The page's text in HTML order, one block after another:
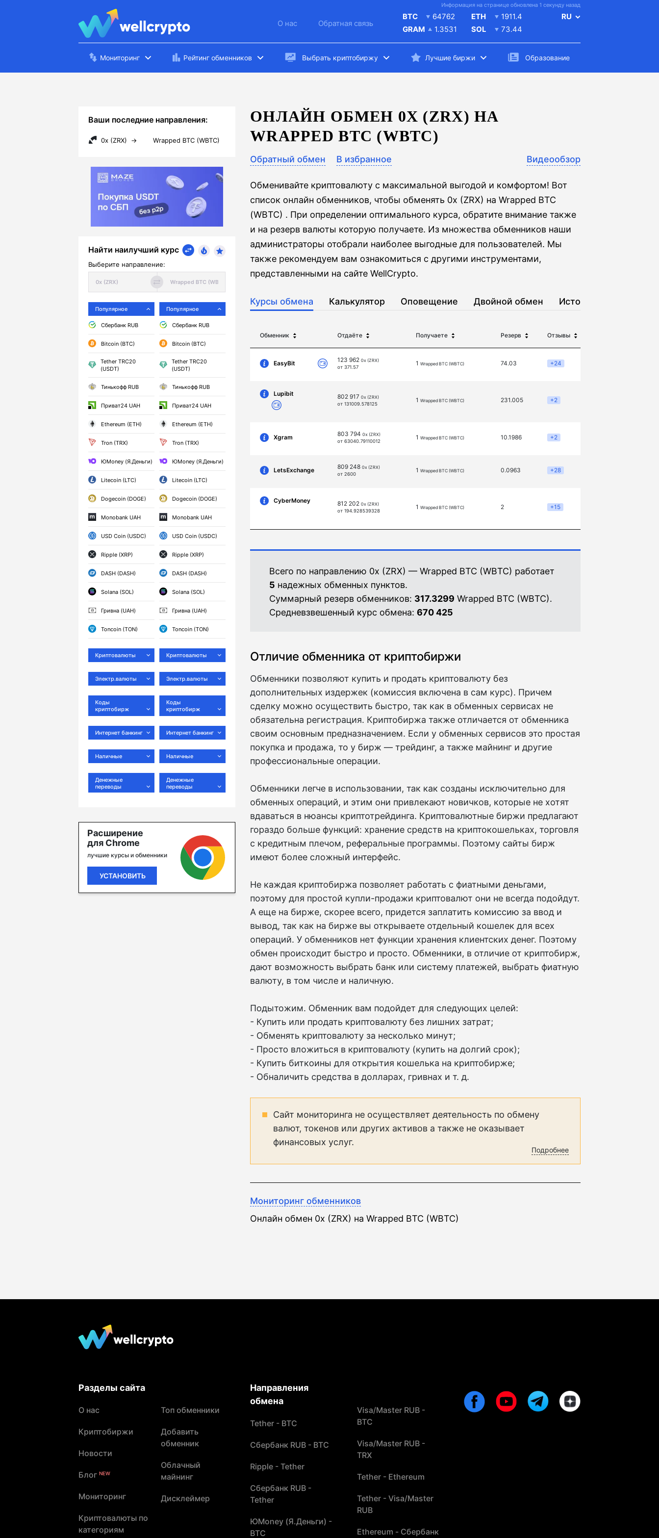
Информация на странице обновлена 1 секунду назад
О нас Обратная связь
BTC
64762
GRAM
1.3531
ETH
1911.4
SOL
73.44
RU
Мониторинг Рейтинг обменников Выбрать криптобиржу Лучшие биржи Образование
Ваши последние направления:
0x (ZRX) → Wrapped BTC (WBTC)
Найти наилучший курс
Выберите направление:
Популярное
Сбербанк RUB
Bitcoin (BTC)
Tether TRC20
(USDT)
Тинькофф RUB
Приват24 UAH
Ethereum (ETH)
Tron (TRX)
ЮMoney (Я.Деньги)
Litecoin (LTC)
Dogecoin (DOGE)
Monobank UAH
USD Coin (USDC)
Ripple (XRP)
DASH (DASH)
Solana (SOL)
Гривна (UAH)
Toncoin (TON)
Криптовалюты
Электр.валюты
Коды
криптобирж
Интернет банкинг
Наличные
Денежные
переводы
Популярное
Сбербанк RUB
Bitcoin (BTC)
Tether TRC20
(USDT)
Тинькофф RUB
Приват24 UAH
Ethereum (ETH)
Tron (TRX)
ЮMoney (Я.Деньги)
Litecoin (LTC)
Dogecoin (DOGE)
Monobank UAH
USD Coin (USDC)
Ripple (XRP)
DASH (DASH)
Solana (SOL)
Гривна (UAH)
Toncoin (TON)
Криптовалюты
Электр.валюты
Коды
криптобирж
Интернет банкинг
Наличные
Денежные
переводы
Расширение
для Chrome
лучшие курсы и обменники
УСТАНОВИТЬ
ОНЛАЙН ОБМЕН 0X (ZRX) НА
WRAPPED BTC (WBTC)
Обратный обмен В избранное Видеообзор
Обменивайте криптовалюту с максимальной выгодой и комфортом! Вот
список онлайн обменников, чтобы обменять 0x (ZRX) на Wrapped BTC
(WBTC) . При определении оптимального курса, обратите внимание также
и на резерв валюты которую получаете. Из множества обменников наши
администраторы отобрали наиболее выгодные для пользователей. Мы
также рекомендуем вам ознакомиться с другими инструментами,
представленными на сайте WellCrypto.
Курсы обмена Калькулятор Оповещение Двойной обмен История
Обменник Отдаёте Получаете Резерв Отзывы
EasyBit 123 962 0x (ZRX)
от 371.57
1 Wrapped BTC (WBTC) 74.03 +24
Lupibit 802 917 0x (ZRX)
от 131009.578125
1 Wrapped BTC (WBTC) 231.005 +2
Xgram 803 794 0x (ZRX)
от 63040.79110012
1 Wrapped BTC (WBTC) 10.1986 +2
LetsExchange 809 248 0x (ZRX)
от 2600
1 Wrapped BTC (WBTC) 0.0963 +28
CyberMoney 812 202 0x (ZRX)
от 194.928539328
1 Wrapped BTC (WBTC) 2 +15
Всего по направлению 0x (ZRX) — Wrapped BTC (WBTC) работает
5 надежных обменных пунктов.
Суммарный резерв обменников: 317.3299 Wrapped BTC (WBTC).
Средневзвешенный курс обмена: 670 425
Отличие обменника от криптобиржи
Обменники позволяют купить и продать криптовалюту без
дополнительных издержек (комиссия включена в сам курс). Причем
сделку можно осуществить быстро, так как в обменных сервисах не
обязательна регистрация. Криптобиржа также отличается от обменника
своим основным предназначением. Если у обменных сервисов это простая
покупка и продажа, то у бирж — трейдинг, а также майнинг и другие
профессиональные операции.
Обменники легче в использовании, так как созданы исключительно для
обменных операций, и этим они привлекают новичков, которые не хотят
вдаваться в нюансы криптотрейдинга. Криптовалютные биржи предлагают
гораздо больше функций: хранение средств на криптокошельках, торговля
с кредитным плечом, реферальные программы. Поэтому сайты бирж
имеют более сложный интерфейс.
Не каждая криптобиржа позволяет работать с фиатными деньгами,
поэтому для простой купли-продажи криптовалют они не всегда подойдут.
А еще на бирже, скорее всего, придется заплатить комиссию за ввод и
вывод, так как на бирже вы открываете отдельный кошелек для всех
операций. У обменников нет функции хранения клиентских денег. Поэтому
обмен происходит быстро и просто. Обменники, в отличие от криптобирж,
дают возможность выбрать банк или систему платежей, выбрать фиатную
валюту, в том числе и наличную.
Подытожим. Обменник вам подойдет для следующих целей:
- Купить или продать криптовалюту без лишних затрат;
- Обменять криптовалюту за несколько минут;
- Просто вложиться в криптовалюту (купить на долгий срок);
- Купить биткоины для открытия кошелька на криптобирже;
- Обналичить средства в долларах, гривнах и т. д.
Сайт мониторинга не осуществляет деятельность по обмену
валют, токенов или других активов а также не оказывает
финансовых услуг.
Подробнее
Мониторинг обменников
Онлайн обмен 0x (ZRX) на Wrapped BTC (WBTC)
Разделы сайта
О нас
Криптобиржи
Новости
Блог NEW
Мониторинг
Криптовалюты по
категориям
Топ обменники
Добавить
обменник
Облачный
майнинг
Дисклеймер
Направления
обмена
Tether - BTC
Сбербанк RUB - BTC
Ripple - Tether
Сбербанк RUB -
Tether
ЮMoney (Я.Деньги) -
BTC
Visa/Master RUB -
BTC
Visa/Master RUB -
TRX
Tether - Ethereum
Tether - Visa/Master
RUB
Ethereum - Сбербанк